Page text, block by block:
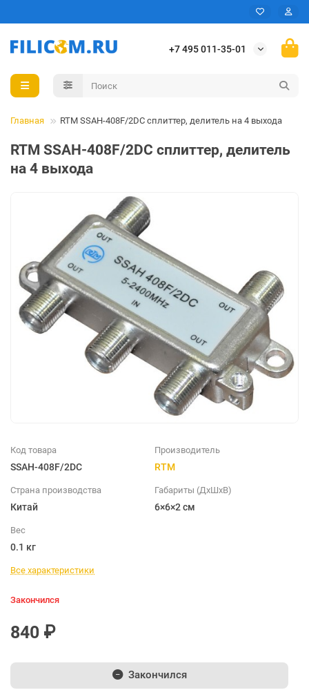
+7 495 011-35-01
Главная RTM SSAH-408F/2DC сплиттер, делитель на 4 выхода
RTM SSAH-408F/2DC сплиттер, делитель
на 4 выхода
Код товара
SSAH-408F/2DC
Производитель
RTM
Страна производства
Китай
Габариты (ДхШхВ)
6×6×2 см
Вес
0.1 кг
Все характеристики
Закончился
840 ₽
Закончился